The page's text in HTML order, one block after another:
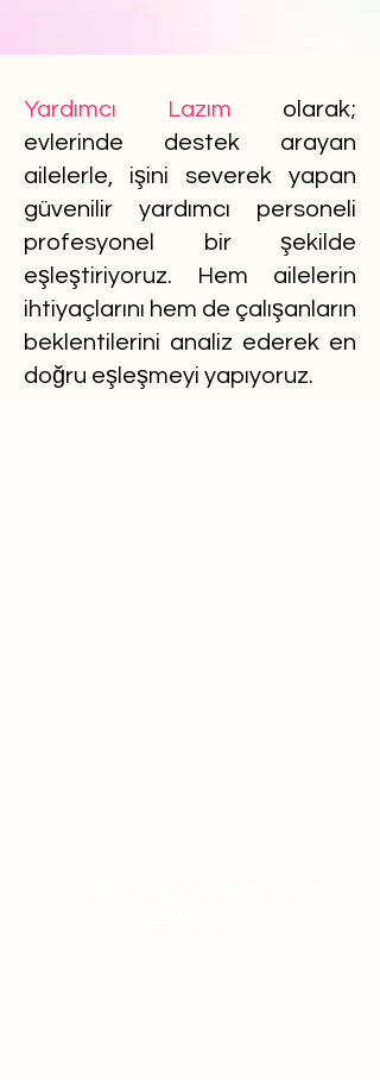
Yardımcı Lazım olarak;
evlerinde destek arayan
ailelerle, işini severek yapan
güvenilir yardımcı personeli
profesyonel bir şekilde
eşleştiriyoruz. Hem ailelerin
ihtiyaçlarını hem de çalışanların
beklentilerini analiz ederek en
doğru eşleşmeyi yapıyoruz.